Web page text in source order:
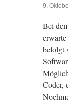
9.
Bei
befolgt
Coder,